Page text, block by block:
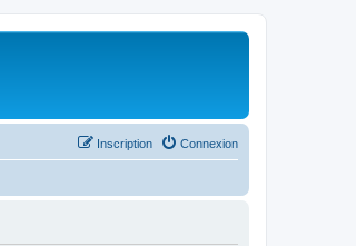
Connexion
Inscription